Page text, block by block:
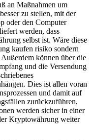
an Maßnahmen um
zu stellen, mit der
oder den Computer
werden, dass
selbst ist. Wäre diese
kaufen risiko sondern
können über die
und die Versendung
Dies ist allen voran
und damit auf
zurückzuführen,
werden sicher in einer
Kryptowährung weiter